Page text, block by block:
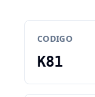
CODIGO
K81